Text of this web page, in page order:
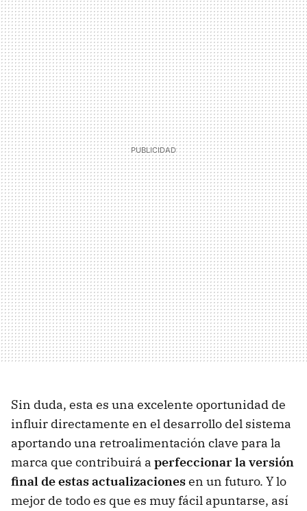
Sin duda, esta es una excelente oportunidad de
influir directamente en el desarrollo del sistema
aportando una retroalimentación clave para la
marca que contribuirá a perfeccionar la versión
final de estas actualizacionesen un futuro. Y lo
mejor de todo es que es muy fácil apuntarse, así